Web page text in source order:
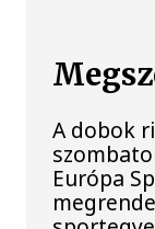
A dobok
Európa